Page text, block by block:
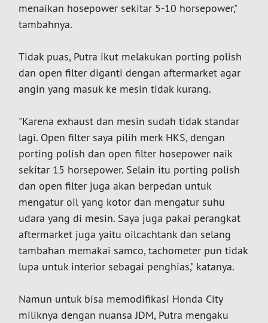
menaikan hosepower sekitar 5-10 horsepower,"
tambahnya.
Tidak puas, Putra ikut melakukan porting polish
dan open filter diganti dengan aftermarket agar
angin yang masuk ke mesin tidak kurang.
"Karena exhaust dan mesin sudah tidak standar
lagi. Open filter saya pilih merk HKS, dengan
porting polish dan open filter hosepower naik
sekitar 15 horsepower. Selain itu porting polish
dan open filter juga akan berpedan untuk
mengatur oil yang kotor dan mengatur suhu
udara yang di mesin. Saya juga pakai perangkat
aftermarket juga yaitu oilcachtank dan selang
tambahan memakai samco, tachometer pun tidak
lupa untuk interior sebagai penghias," katanya.
Namun untuk bisa memodifikasi Honda City
miliknya dengan nuansa JDM, Putra mengaku